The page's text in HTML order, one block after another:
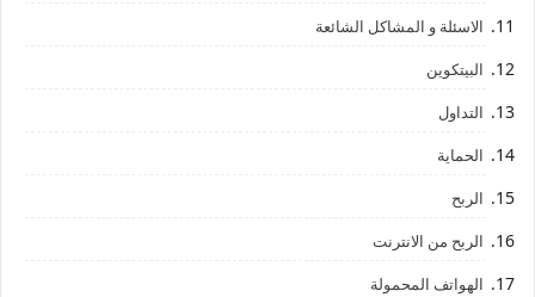
الاسئلة و المشاكل الشائعة
البيتكوين
التداول
الحماية
الربح
الربح من الانترنت
الهواتف المحمولة